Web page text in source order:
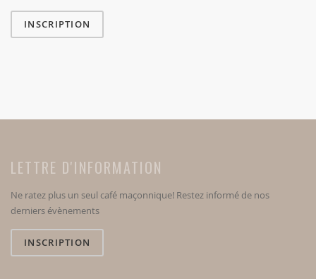
INSCRIPTION
LETTRE D'INFORMATION
Ne ratez plus un seul café maçonnique! Restez informé de nos
derniers évènements
INSCRIPTION